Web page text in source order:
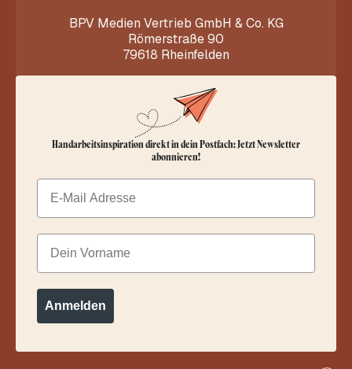
BPV Medien Vertrieb GmbH & Co. KG
Römerstraße 90
79618 Rheinfelden
Handarbeitsinspiration direkt in dein Postfach: Jetzt Newsletter
abonnieren!
Email
Dein Vorname
Anmelden